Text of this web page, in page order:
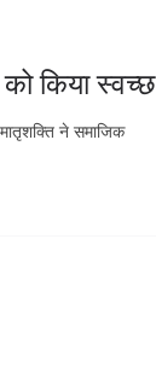
को किया स्वच्छ
ने समाजिक